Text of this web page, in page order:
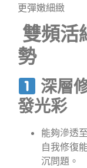
更彈嫩細緻
雙頻活
勢
深層
發光彩
能夠滲透
自我修復
沉問題。